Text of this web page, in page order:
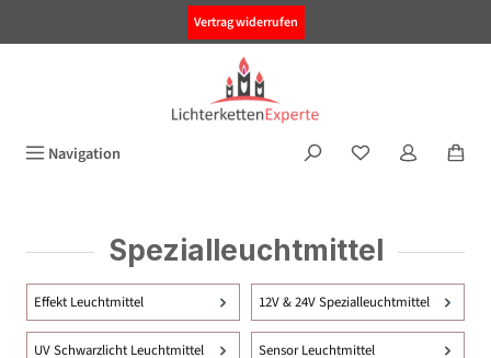
Vertrag widerrufen
Navigation
Spezialleuchtmittel
Effekt Leuchtmittel 12V & 24V Spezialleuchtmittel
UV Schwarzlicht Leuchtmittel Sensor Leuchtmittel